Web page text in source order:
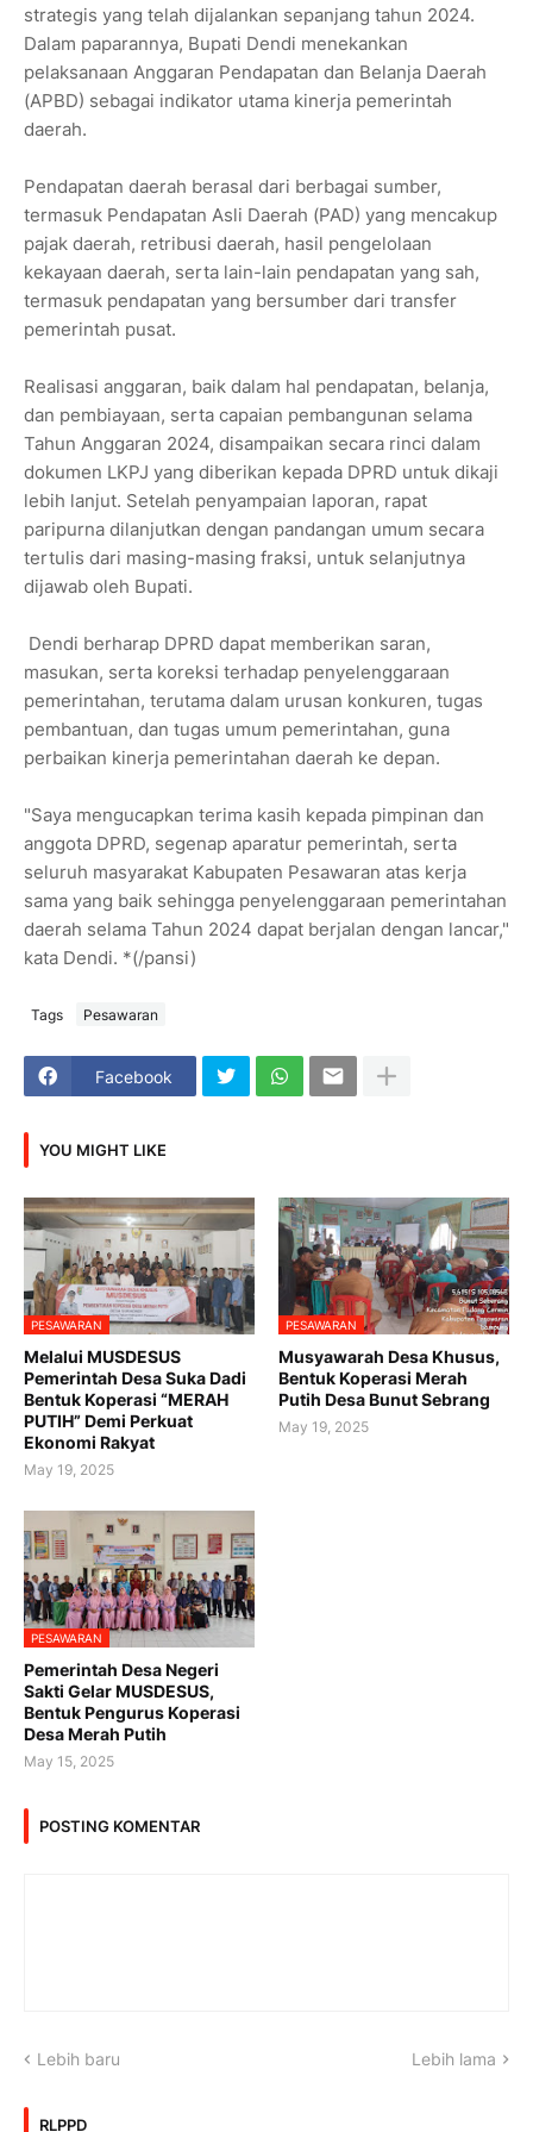
strategis yang telah dijalankan sepanjang tahun 2024.
Dalam paparannya, Bupati Dendi menekankan
pelaksanaan Anggaran Pendapatan dan Belanja Daerah
(APBD) sebagai indikator utama kinerja pemerintah
daerah.
Pendapatan daerah berasal dari berbagai sumber,
termasuk Pendapatan Asli Daerah (PAD) yang mencakup
pajak daerah, retribusi daerah, hasil pengelolaan
kekayaan daerah, serta lain-lain pendapatan yang sah,
termasuk pendapatan yang bersumber dari transfer
pemerintah pusat.
Realisasi anggaran, baik dalam hal pendapatan, belanja,
dan pembiayaan, serta capaian pembangunan selama
Tahun Anggaran 2024, disampaikan secara rinci dalam
dokumen LKPJ yang diberikan kepada DPRD untuk dikaji
lebih lanjut. Setelah penyampaian laporan, rapat
paripurna dilanjutkan dengan pandangan umum secara
tertulis dari masing-masing fraksi, untuk selanjutnya
dijawab oleh Bupati.
Dendi berharap DPRD dapat memberikan saran,
masukan, serta koreksi terhadap penyelenggaraan
pemerintahan, terutama dalam urusan konkuren, tugas
pembantuan, dan tugas umum pemerintahan, guna
perbaikan kinerja pemerintahan daerah ke depan.
"Saya mengucapkan terima kasih kepada pimpinan dan
anggota DPRD, segenap aparatur pemerintah, serta
seluruh masyarakat Kabupaten Pesawaran atas kerja
sama yang baik sehingga penyelenggaraan pemerintahan
daerah selama Tahun 2024 dapat berjalan dengan lancar,"
kata Dendi. *(/pansi)
Tags Pesawaran
Facebook
YOU MIGHT LIKE
PESAWARAN
Melalui MUSDESUS
Pemerintah Desa Suka Dadi
Bentuk Koperasi “MERAH
PUTIH” Demi Perkuat
Ekonomi Rakyat
May 19, 2025
PESAWARAN
Musyawarah Desa Khusus,
Bentuk Koperasi Merah
Putih Desa Bunut Sebrang
May 19, 2025
PESAWARAN
Pemerintah Desa Negeri
Sakti Gelar MUSDESUS,
Bentuk Pengurus Koperasi
Desa Merah Putih
May 15, 2025
POSTING KOMENTAR
Lebih baru Lebih lama
RLPPD